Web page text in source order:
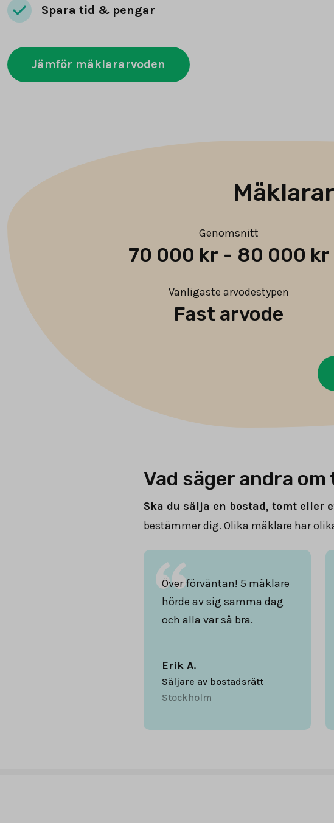
Spara tid & pengar
Jämför mäklararvoden
Genomsnitt
70 000 kr - 80 000 kr
Vanligaste arvodestypen
Fast arvode
Vad säger andra
Ska du sälja en bostad, tomt eller
bestämmer dig. Olika mäklare har
Över förväntan! 5 mäklare
hörde av sig samma dag
och alla var så bra.
Erik A.
Säljare av bostadsrätt
Stockholm